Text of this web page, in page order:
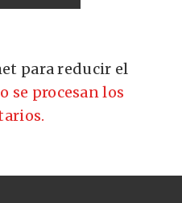
para reducir el
se procesan los